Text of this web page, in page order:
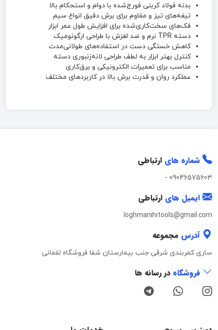
بدنه فولاد کربنی فورج‌شده با دوام و استحکام بالا
تیغه‌های تیز و مقاوم برای برش دقیق انواع سیم
فک‌های سخت‌کاری‌شده برای افزایش طول عمر ابزار
دسته TPR نرم و ضد لغزش با طراحی ارگونومیک
کاهش خستگی دست در استفاده‌های طولانی‌مدت
کنترل بهتر ابزار به لطف طراحی لانه‌زنبوری دسته
مناسب برای تعمیرات الکترونیکی و برق‌کاری
عملکرد روان و قدرت برش بالا در کاربردهای مختلف
شماره های ارتباطی
09046575603
-
ایمیل های ارتباطی
loghmanihitools@gmail.com
آدرس مجموعه
ساری کمربندی شرقی جنب بیمارستان شفا فروشگاه لقمانی
فروشگاه در رسانه ها